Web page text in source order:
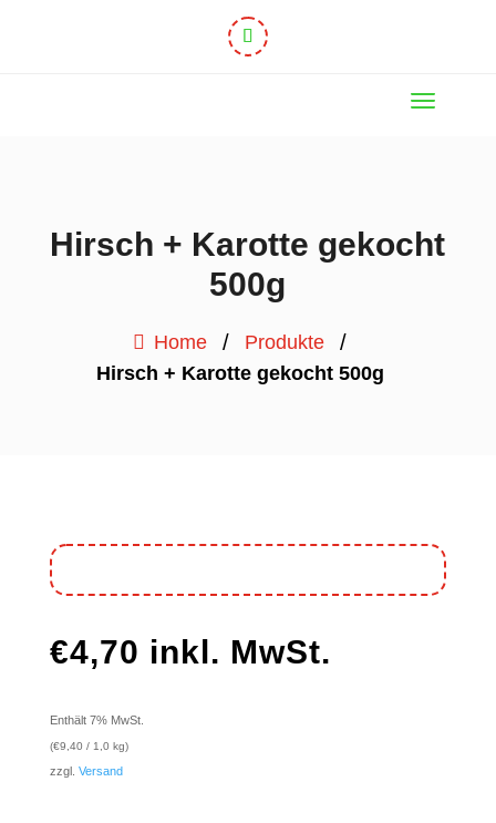
Hirsch + Karotte gekocht
500g
Home / Produkte /
Hirsch + Karotte gekocht 500g
€4,70 inkl. MwSt.
Enthält 7% MwSt.
(€9,40 / 1,0 kg)
zzgl. Versand